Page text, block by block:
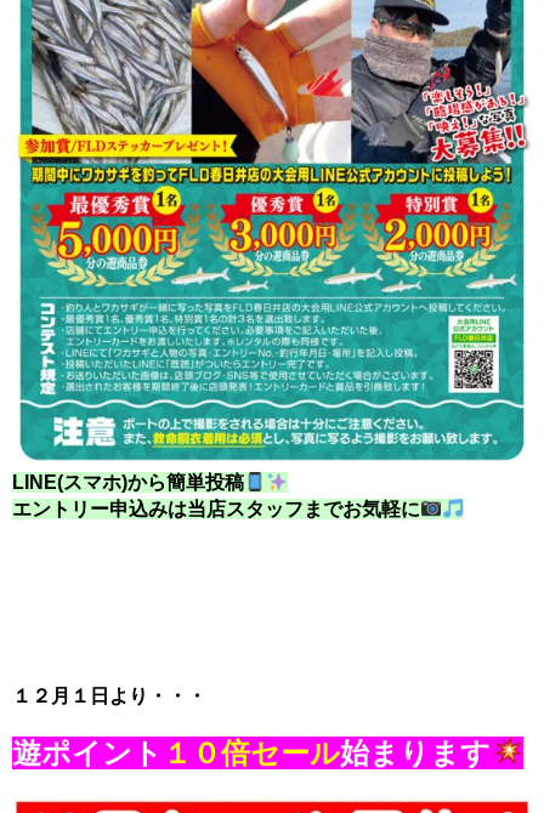
LINE(スマホ)から簡単投稿
エントリー申込みは当店スタッフまでお気軽に
１２月１日より・・・
遊ポイント １０倍セール始まります